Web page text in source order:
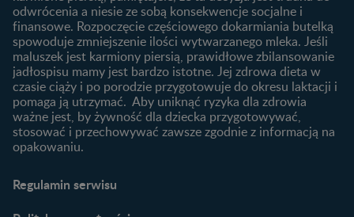
niemowlaka?
Przydatne materiały dla
rodziców
Poradniki dla rodziców
Karty do zdjęć dla
Maluszka
Materiały do pobrania
Narzędzia dla rodziców
praktyczne wskazówki
odwrócenia a niesie ze sobą konsekwencje socjalne i
finansowe. Rozpoczęcie częściowego dokarmiania butelką
spowoduje zmniejszenie ilości wytwarzanego mleka. Jeśli
maluszek jest karmiony piersią, prawidłowe zbilansowanie
jadłospisu mamy jest bardzo istotne. Jej zdrowa dieta w
czasie ciąży i po porodzie przygotowuje do okresu laktacji i
pomaga ją utrzymać. Aby uniknąć ryzyka dla zdrowia
ważne jest, by żywność dla dziecka przygotowywać,
stosować i przechowywać zawsze zgodnie z informacją na
opakowaniu.
Regulamin serwisu